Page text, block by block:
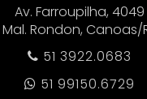
Av. Farroupilha, 4049
Mal. Rondon, Canoas/
 51 3922.0683
 51 99150.6729